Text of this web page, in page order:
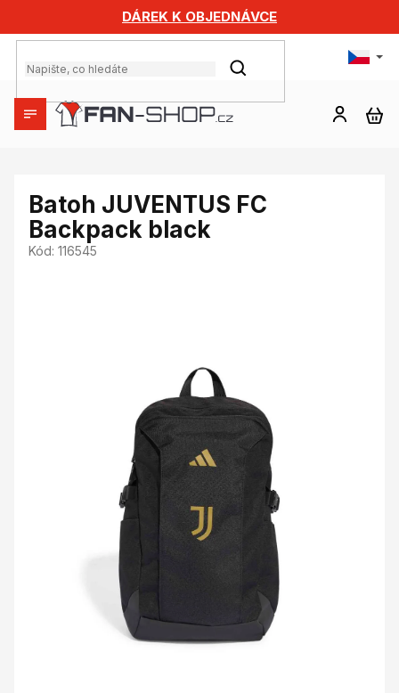
obsah
DÁREK K OBJEDNÁVCE
HLEDAT
Batoh JUVENTUS FC
Backpack black
Kód: 116545